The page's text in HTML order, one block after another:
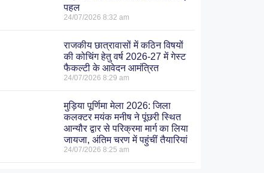
पहल
24/07/20268:32 am
राजकीय छात्रावासों में कठिन विषयों
की कोचिंग हेतु वर्ष 2026-27 में गेस्ट
फैकल्टी के आवेदन आमंत्रित
24/07/20268:29 am
मुड़िया पूर्णिमा मेला 2026: जिला
कलक्टर मयंक मनीष ने पूंछरी स्थित
आन्यौर द्वार से परिक्रमा मार्ग का लिया
जायजा, अंतिम चरण में पहुंचीं तैयारियां
24/07/20268:25 am